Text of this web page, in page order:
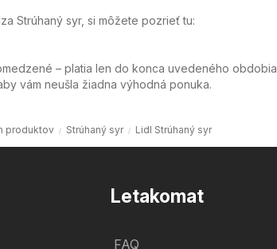
Strúhaný syr, si môžete pozrieť tu:
– platia len do konca uvedeného
vám neušla žiadna výhodná ponuka.
produktov Strúhaný syr Lidl Strúhaný syr
Letakomat
FAQ